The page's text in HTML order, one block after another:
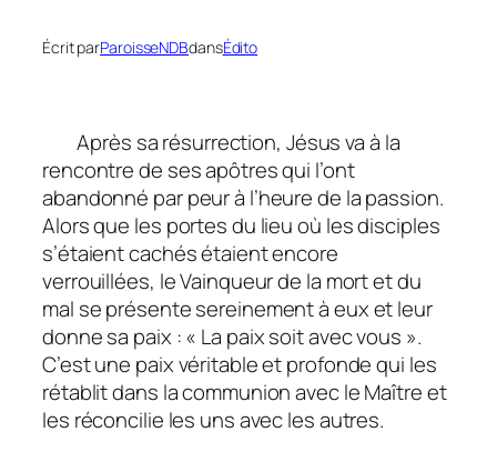
Écrit parParoisseNDBdansÉdito
Après sa résurrection, Jésus va à la
rencontre de ses apôtres qui l’ont
abandonné par peur à l’heure de la passion.
Alors que les portes du lieu où les disciples
s’étaient cachés étaient encore
verrouillées, le Vainqueur de la mort et du
mal se présente sereinement à eux et leur
donne sa paix : « La paix soit avec vous ».
C’est une paix véritable et profonde qui les
rétablit dans la communion avec le Maître et
les réconcilie les uns avec les autres.